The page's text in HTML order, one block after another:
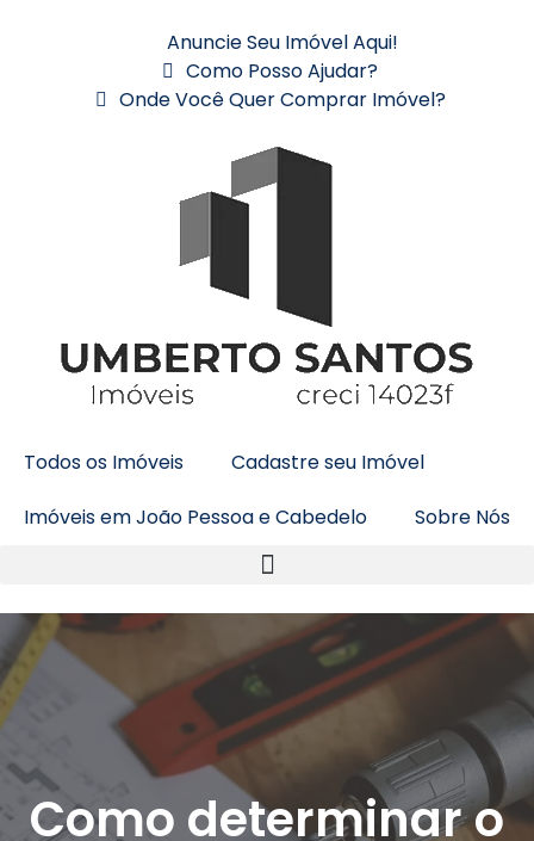
Anuncie Seu Imóvel Aqui!
Como Posso Ajudar?
Onde Você Quer Comprar Imóvel?
Todos os Imóveis
Cadastre seu Imóvel
Imóveis em João Pessoa e Cabedelo
Sobre Nós
Como determinar o